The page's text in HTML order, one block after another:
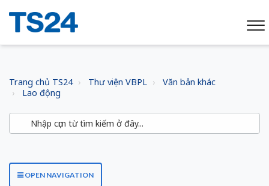
Trang chủ TS24 Thư viện VBPL
Văn bản khác
Lao động
OPEN NAVIGATION